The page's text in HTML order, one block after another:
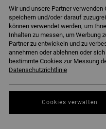
Wir und unsere Partner
speichern und/oder darauf
können verwendet werden, um
Inhalten zu messen, um Werbung
Partner zu entwickeln und zu
annehmen oder ablehnen oder
bestimmte Cookies zur Messung
Datenschutzrichtlinie
Cookies verwalten